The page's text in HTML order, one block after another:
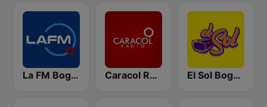
La FM Bogotá Caracol Radio Medellín El Sol Bogotá